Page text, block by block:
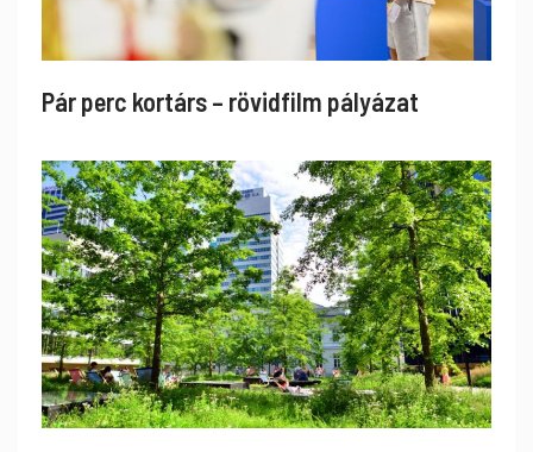
Pár perc kortárs – rövidfilm pályázat